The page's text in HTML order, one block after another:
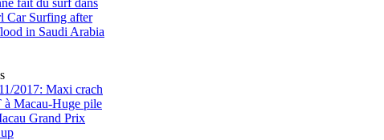
2017: Maxi crach
Macau-Huge pile
Grand Prix